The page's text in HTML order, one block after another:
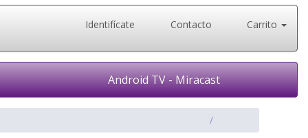
Identifícate Contacto Carrito
Android TV - Miracast